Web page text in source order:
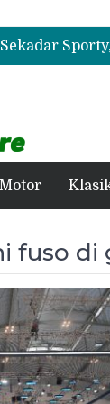
Motor
fuso di